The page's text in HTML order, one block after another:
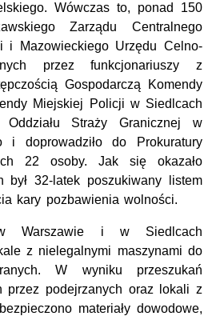
Wówczas to, ponad 150
Zarządu Centralnego
i Mazowieckiego Urzędu Celno-
przez funkcjonariuszy z
Gospodarczą Komendy
Miejskiej Policji w Siedlcach
Oddziału Straży Granicznej w
i doprowadziło do Prokuratury
22 osoby. Jak się okazało
był 32-latek poszukiwany listem
kary pozbawienia wolności.
Warszawie i w Siedlcach
z nielegalnymi maszynami do
W wyniku przeszukań
przez podejrzanych oraz lokali z
materiały dowodowe,